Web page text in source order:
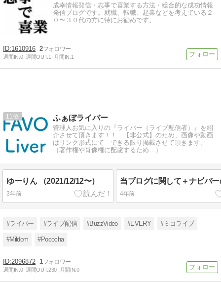
成幸情報発信・志事で喜業する方法・総合的な成功情報
発信ブログです。就職、転職、起業などを考えている２
０〜３０代の方に特にお勧めです。
1610916 2
週間IN:0 週間OUT:1 月間IN:1
11 ふぁぼライバー
管理人お気に入りの『ライバー（ライブ配信者）』を紹
介させて頂きます！！ 【非公式】のため、画像や動画
はリンク形式にて できる限り掲載させて頂きます。
（著作権や肖像権に配慮するため…）
ゆーりん （2021/12/12〜）
3年前
当ブログに関して＋ナビバ
4年前
#ライバー #ライブ配信 #BuzzVideo #EVERY #ミコライブ
#Mildom #Pococha
2096872 1
週間IN:0 週間OUT:230 月間IN:0